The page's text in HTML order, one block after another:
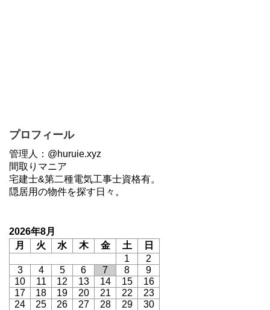
プロフィール
管理人：@huruie.xyz
間取りマニア
宅建士&第二種電気工事士資格有。
隠居用の物件を探す日々。
2026年8月
月
火 水 木 金 土
日
1
2
3
4 5 6 7 8
9
10
11 12 13 14 15
16
17
18 19 20 21 22
23
24
25 26 27 28 29 30